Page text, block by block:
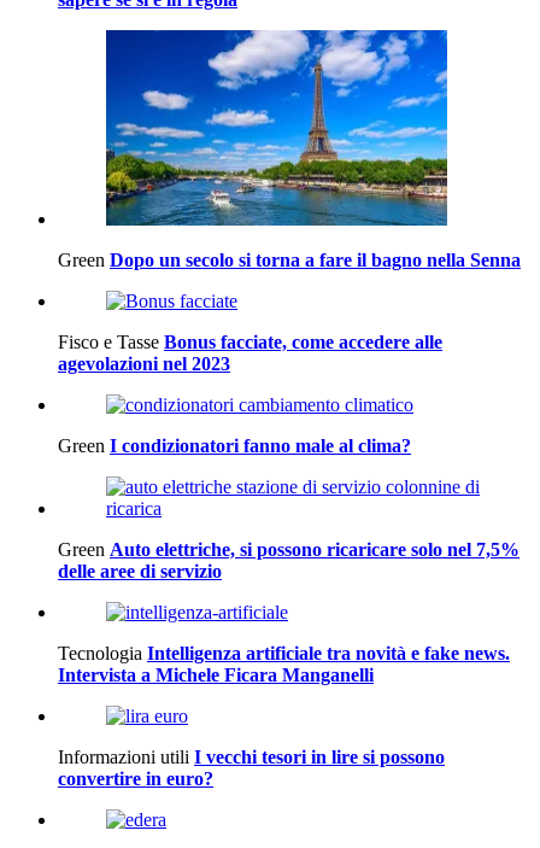
Green Dopo un secolo si torna a fare il bagno nella Senna
Fisco e Tasse Bonus facciate, come accedere alle
agevolazioni nel 2023
Green I condizionatori fanno male al clima?
Green Auto elettriche, si possono ricaricare solo nel 7,5%
delle aree di servizio
Tecnologia Intelligenza artificiale tra novità e fake news.
Intervista a Michele Ficara Manganelli
Informazioni utili I vecchi tesori in lire si possono
convertire in euro?